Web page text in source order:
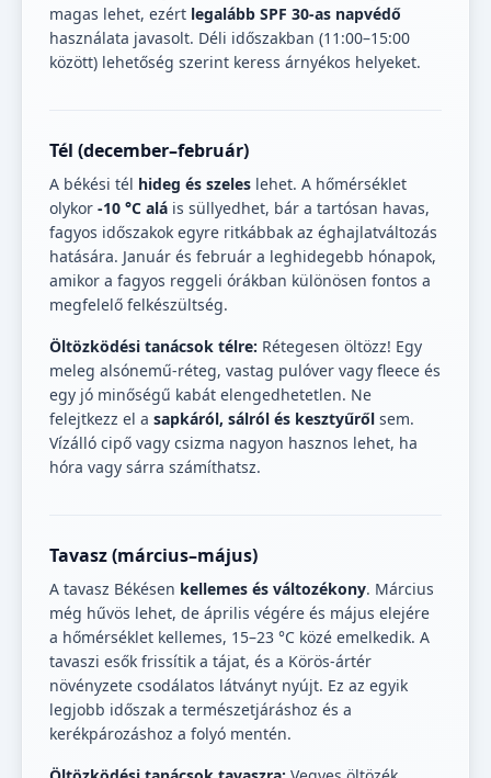
magas lehet, ezért legalább SPF 30-as napvédő
használata javasolt. Déli időszakban (11:00–15:00
között) lehetőség szerint keress árnyékos helyeket.
Tél (december–február)
A békési tél hideg és szeles lehet. A hőmérséklet
olykor -10 °C alá is süllyedhet, bár a tartósan havas,
fagyos időszakok egyre ritkábbak az éghajlatváltozás
hatására. Január és február a leghidegebb hónapok,
amikor a fagyos reggeli órákban különösen fontos a
megfelelő felkészültség.
Öltözködési tanácsok télre: Rétegesen öltözz! Egy
meleg alsónemű-réteg, vastag pulóver vagy fleece és
egy jó minőségű kabát elengedhetetlen. Ne
felejtkezz el a sapkáról, sálról és kesztyűről sem.
Vízálló cipő vagy csizma nagyon hasznos lehet, ha
hóra vagy sárra számíthatsz.
Tavasz (március–május)
A tavasz Békésen kellemes és változékony. Március
még hűvös lehet, de április végére és május elejére
a hőmérséklet kellemes, 15–23 °C közé emelkedik. A
tavaszi esők frissítik a tájat, és a Körös-ártér
növényzete csodálatos látványt nyújt. Ez az egyik
legjobb időszak a természetjáráshoz és a
kerékpározáshoz a folyó mentén.